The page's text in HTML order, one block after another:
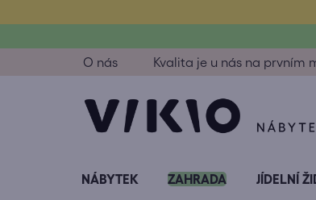
na
O nás
Kvalita je u nás na prvním
NÁBYTEK ZAHRADA JÍDELNÍ